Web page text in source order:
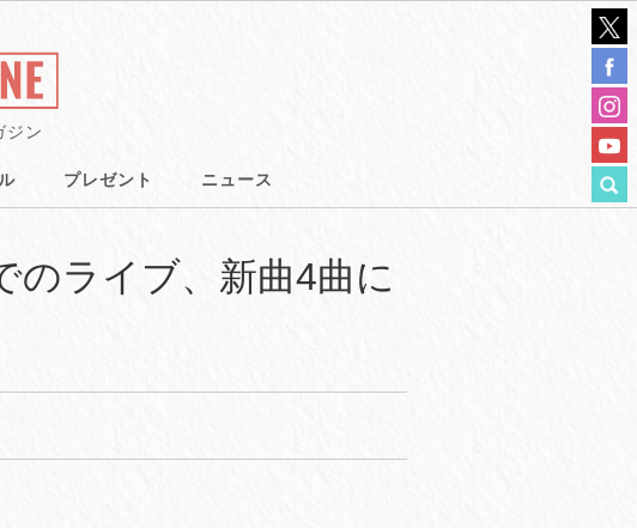
ジン
プレゼント ニュース
のライブ、新曲4曲に